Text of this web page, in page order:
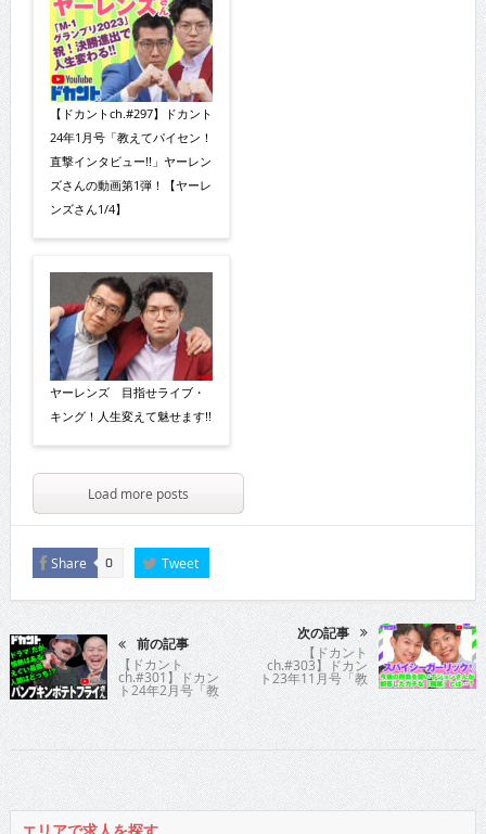
【ドカントch.#297】ドカント
24年1月号「教えてパイセン！
直撃インタビュー!!」ヤーレン
ズさんの動画第1弾！【ヤーレ
ンズさん1/4】
ヤーレンズ 目指せライブ・
キング！人生変えて魅せます!!
Load more posts
Share 0 Tweet
前の記事
【ドカント
ch.#301】ドカン
ト24年2月号「教
えてパイセン！直
撃インタビュ
ー!!」パンプキン
ポテトフライさん
の動画第1弾！
【パンプキンポテ
トフライさん
1/4】
次の記事
【ドカント
ch.#303】ドカン
ト23年11月号「教
えてパイセン！直
撃インタビュー!!」
スパイシーガーリ
ックさんの動画第4
弾！【スパイシー
ガーリックさん
4/4】